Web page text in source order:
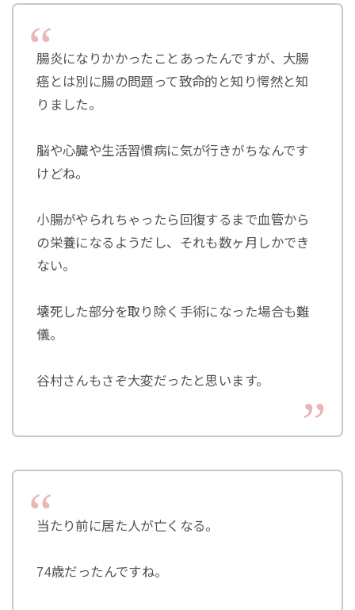
腸炎になりかかったことあったんですが、大腸
癌とは別に腸の問題って致命的と知り愕然と知
りました。
脳や心臓や生活習慣病に気が行きがちなんです
けどね。
小腸がやられちゃったら回復するまで血管から
の栄養になるようだし、それも数ヶ月しかでき
ない。
壊死した部分を取り除く手術になった場合も難
儀。
谷村さんもさぞ大変だったと思います。
当たり前に居た人が亡くなる。
74歳だったんですね。